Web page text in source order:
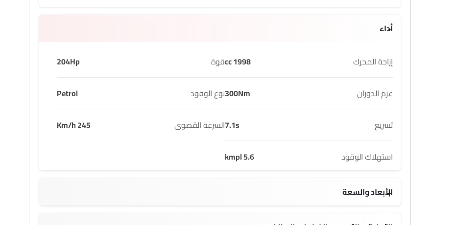
أداء
إزاحة المحرك 1998 cc قوة 204Hp
عزم الدوران 300Nmنوع الوقود Petrol
تسريع 7.1sالسرعة القصوى 245 Km/h
استهلاك الوقود 5.6 kmpl
الأبعاد والسعة